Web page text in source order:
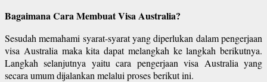
Bagaimana Cara Membuat Visa Australia?
Sesudah memahami syarat-syarat yang diperlukan dalam pengerjaan
visa Australia maka kita dapat melangkah ke langkah berikutnya.
Langkah selanjutnya yaitu cara pengerjaan visa Australia yang
secara umum dijalankan melalui proses berikut ini.